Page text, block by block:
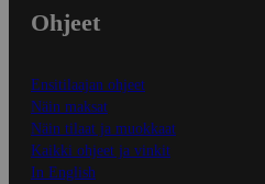
Ohjeet
Ensitilaajan ohjeet
Näin maksat
Näin tilaat ja muokkaat
Kaikki ohjeet ja vinkit
In English